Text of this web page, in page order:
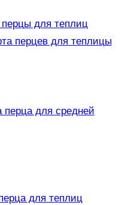
для теплиц
перцев для теплицы
для средней
для теплиц